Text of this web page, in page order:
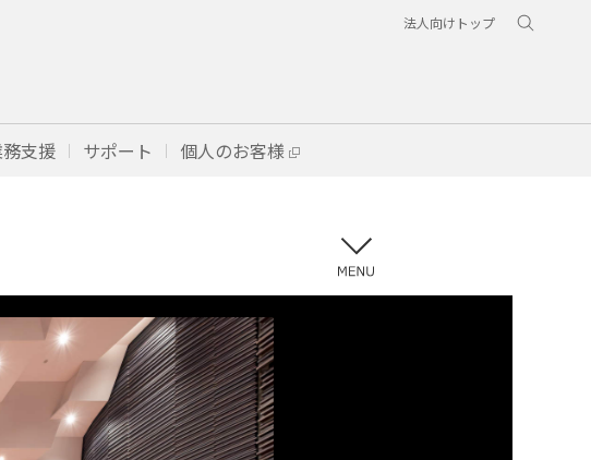
法人向けトップ
支援 サポート 個人のお客様